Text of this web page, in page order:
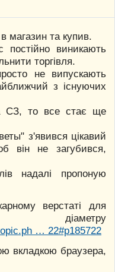
магазин та купив.
виникають
торгівля.
не випускають
з існуючих
СЗ, то все стає ще
з'явився цікавий
він не загубився,
надалі пропоную
верстаті для
… 22#p185722
вкладкою браузера,